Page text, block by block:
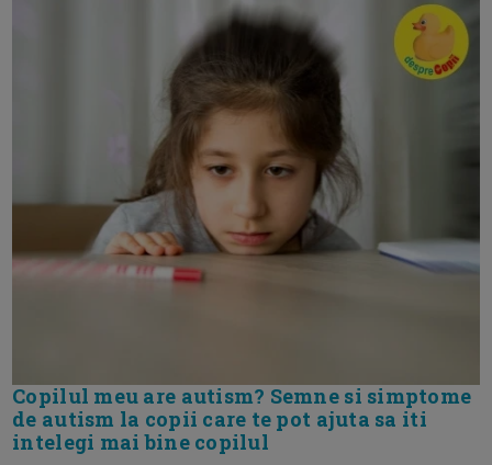
Copilul meu are autism? Semne si simptome
de autism la copii care te pot ajuta sa iti
intelegi mai bine copilul